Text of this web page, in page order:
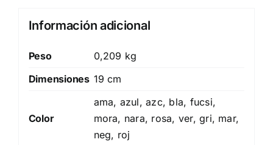
Información adicional
Peso
0,209 kg
Dimensiones 19 cm
Color
ama, azul, azc, bla, fucsi,
mora, nara, rosa, ver, gri, mar,
neg, roj